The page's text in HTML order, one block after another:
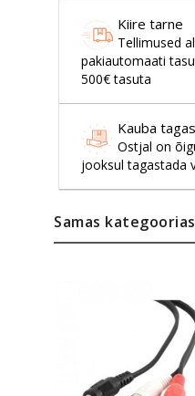
Kiire tarne
Tellimused
pakiautomaati
500€ tasuta
Kauba
Ostjal on
jooksul tagastada
Samas